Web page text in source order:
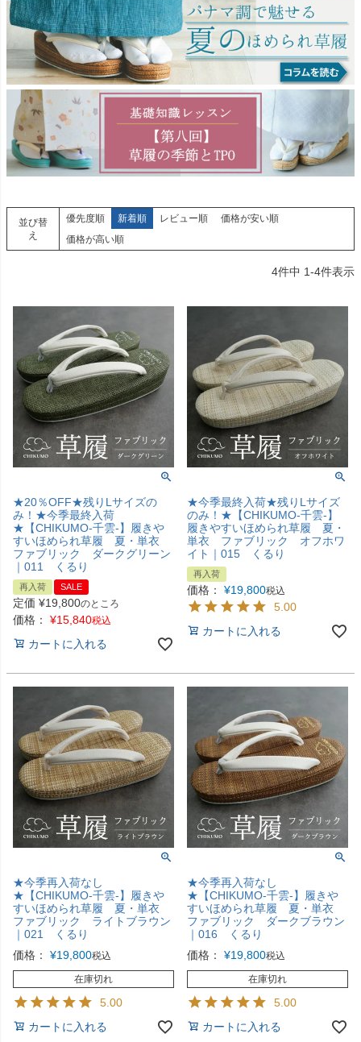
並び替
え
優先度順 新着順 レビュー順
価格が安い順
価格が高い順
4件中 1-4件表示
★20％OFF★残りLサイズの
み！★今季最終入荷
★【CHIKUMO-千雲-】履きや
すいほめられ草履 夏・単衣
ファブリック ダークグリーン
｜011 くるり
再入荷 SALE
定価 ¥19,800のところ
価格： ¥15,840税込
カートに入れる
★今季最終入荷★残りLサイズ
のみ！★【CHIKUMO-千雲-】
履きやすいほめられ草履 夏・
単衣 ファブリック オフホワ
イト｜015 くるり
再入荷
価格： ¥19,800税込
5.00
カートに入れる
★今季再入荷なし
★【CHIKUMO-千雲-】履きや
すいほめられ草履 夏・単衣
ファブリック ライトブラウン
｜021 くるり
価格：
¥19,800税込
在庫切れ
5.00
カートに入れる
★今季再入荷なし
★【CHIKUMO-千雲-】履きや
すいほめられ草履 夏・単衣
ファブリック ダークブラウン
｜016 くるり
価格：
¥19,800税込
在庫切れ
5.00
カートに入れる